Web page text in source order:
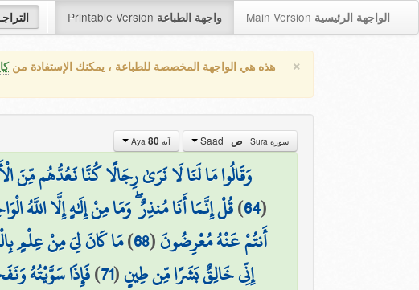
Printable Version واجهة الطباعة Main Version الواجهة الرئيسية
× هذه هي الواجهة المخصصة للطباعة ، يمكنك الإستفادة من
سورة Sura ص آية Aya 80
وَقَالُوا مَا لَنَا لَا نَرَىٰ رِجَالًا كُنَّا نَعُدُّهُم مِّنَ
(
64
)قُلْ إِنَّمَا أَنَا مُنذِرٌ ۖ وَمَا مِنْ إِلَٰهٍ إِلَّا اللَّهُ
أَنتُمْ عَنْهُ مُعْرِضُونَ(
68
)مَا كَانَ لِيَ مِنْ عِلْمٍ
إِنِّي خَالِقٌ بَشَرًا مِّن طِينٍ(
71
)فَإِذَا سَوَّيْتُهُ